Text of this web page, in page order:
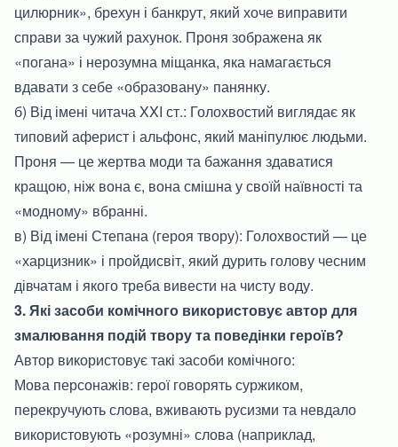
цилюрник», брехун і банкрут, який хоче виправити
справи за чужий рахунок. Проня зображена як
«погана» і нерозумна міщанка, яка намагається
вдавати з себе «образовану» панянку.
б) Від імені читача XXI ст.: Голохвостий виглядає як
типовий аферист і альфонс, який маніпулює людьми.
Проня — це жертва моди та бажання здаватися
кращою, ніж вона є, вона смішна у своїй наївності та
«модному» вбранні.
в) Від імені Степана (героя твору): Голохвостий — це
«харцизник» і пройдисвіт, який дурить голову чесним
дівчатам і якого треба вивести на чисту воду.
3. Які засоби комічного використовує автор для
змалювання подій твору та поведінки героїв?
Автор використовує такі засоби комічного:
Мова персонажів: герої говорять суржиком,
перекручують слова, вживають русизми та невдало
використовують «розумні» слова (наприклад,